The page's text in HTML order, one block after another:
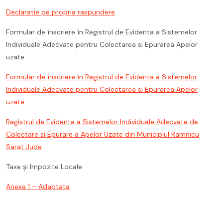
Declaratie pe propria raspundere
Formular de înscriere în Registrul de Evidenta a Sistemelor
Individuale Adecvate pentru Colectarea si Epurarea Apelor
uzate
Formular de înscriere în Registrul de Evidenta a Sistemelor
Individuale Adecvate pentru Colectarea si Epurarea Apelor
uzate
Registrul de Evidenta a Sistemelor Individuale Adecvate de
Colectare si Epurare a Apelor Uzate din Municipiul Ramnicu
Sarat Jude
Taxe și Impozite Locale
Anexa 1 – Adaptata